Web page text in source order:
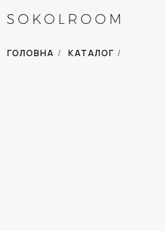
ГОЛОВНА / КАТАЛОГ /